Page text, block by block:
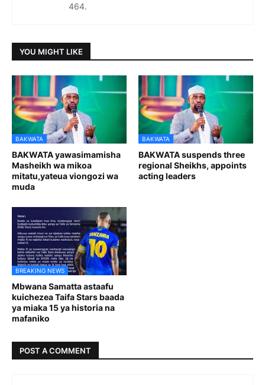
464.
YOU MIGHT LIKE
BAKWATA
BAKWATA yawasimamisha
Masheikh wa mikoa
mitatu,yateua viongozi wa
muda
BAKWATA
BAKWATA suspends three
regional Sheikhs, appoints
acting leaders
BREAKING NEWS
Mbwana Samatta astaafu
kuichezea Taifa Stars baada
ya miaka 15 ya historia na
mafaniko
POST A COMMENT